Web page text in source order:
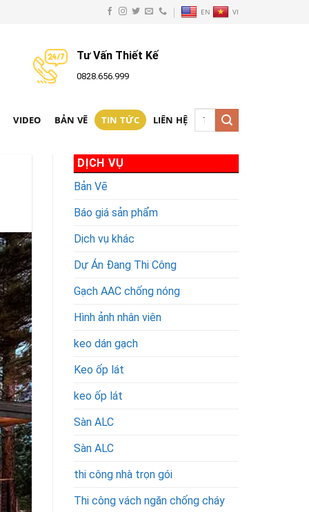
EN VI
Tư Vấn Thiết Kế
0828.656.999
VIDEO BẢN VẼ TIN TỨC LIÊN HỆ
DỊCH VỤ
Bản Vẽ
Báo giá sản phẩm
Dịch vụ khác
Dự Án Đang Thi Công
Gạch AAC chống nóng
Hình ảnh nhân viên
keo dán gạch
Keo ốp lát
keo ốp lát
Sàn ALC
Sàn ALC
thi công nhà trọn gói
Thi công vách ngăn chống cháy